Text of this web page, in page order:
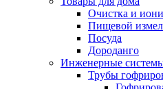
Очистка и
Пищевой
Посуда
Дороданго
Инженерные
Трубы